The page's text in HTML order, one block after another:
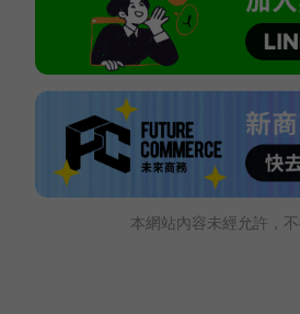
本網站內容未經允許，不